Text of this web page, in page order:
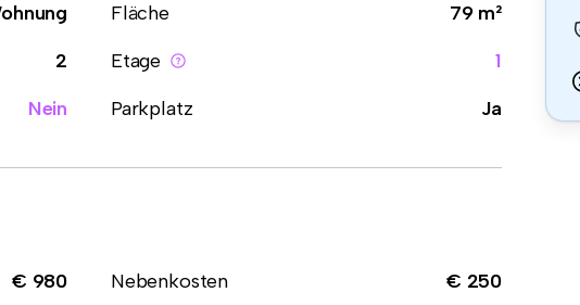
Fläche
79 m²
2 Etage
1
Nein Parkplatz Ja
€ 980 Nebenkosten
€ 250